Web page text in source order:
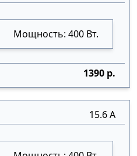
Мощность: 400 Вт.
1390 р.
15.6 А